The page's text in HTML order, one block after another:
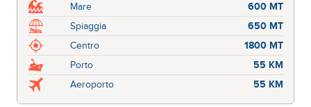
Mare
600 MT
Spiaggia
650 MT
Centro
1800 MT
Porto
55 KM
Aeroporto
55 KM